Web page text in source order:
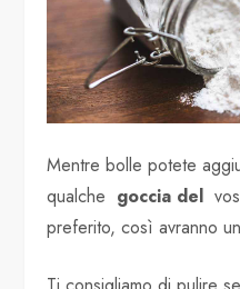
Mentre bolle potete
qualche goccia del
preferito, così avranno